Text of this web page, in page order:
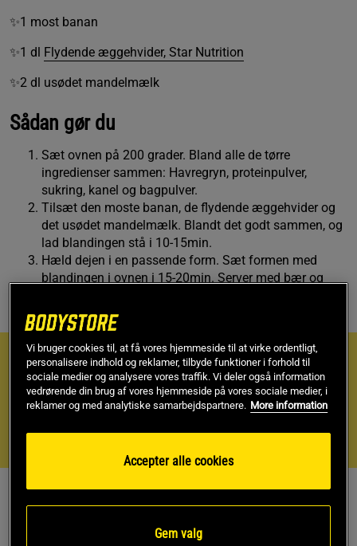
✨1 most banan
✨1 dl Flydende æggehvider, Star Nutrition
✨2 dl usødet mandelmælk
Sådan gør du
Sæt ovnen på 200 grader. Bland alle de tørre
ingredienser sammen: Havregryn, proteinpulver,
sukring, kanel og bagpulver.
Tilsæt den moste banan, de flydende æggehvider og
det usødet mandelmælk. Blandt det godt sammen, og
lad blandingen stå i 10-15min.
Hæld dejen i en passende form. Sæt formen med
blandingen i ovnen i 15-20min. Server med bær og
Næringsindhold
Næringsindhold pr. portion
Energi 73 kcal
Køb produkterne fra opskriften
Vi bruger cookies til, at få vores hjemmeside til at virke ordentligt,
personalisere indhold og reklamer, tilbyde funktioner i forhold til
sociale medier og analysere vores traffik. Vi deler også information
vedrørende din brug af vores hjemmeside på vores sociale medier, i
reklamer og med analytiske samarbejdspartnere. More information
Accepter alle cookies
Gem valg